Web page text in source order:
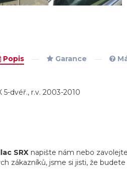
Popis Garance
dvéř., r.v. 2003-2010
SRX napište nám nebo
zákazníků, jsme si jisti, že